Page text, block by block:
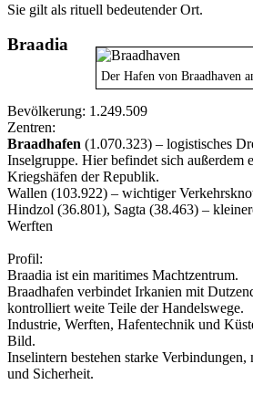
Sie gilt als rituell bedeutender Ort.
Der Hafen von Braadhaven
Braadia
Bevölkerung: 1.249.509
Zentren:
Braadhafen (1.070.323) – logistisches
Inselgruppe. Hier befindet sich außerdem
Kriegshäfen der Republik.
Wallen (103.922) – wichtiger
Hindzol (36.801), Sagta (38.463) –
Werften
Profil:
Braadia ist ein maritimes Machtzentrum.
Braadhafen verbindet Irkanien mit
kontrolliert weite Teile der Handelswege.
Industrie, Werften, Hafentechnik und
Bild.
Inselintern bestehen starke
und Sicherheit.